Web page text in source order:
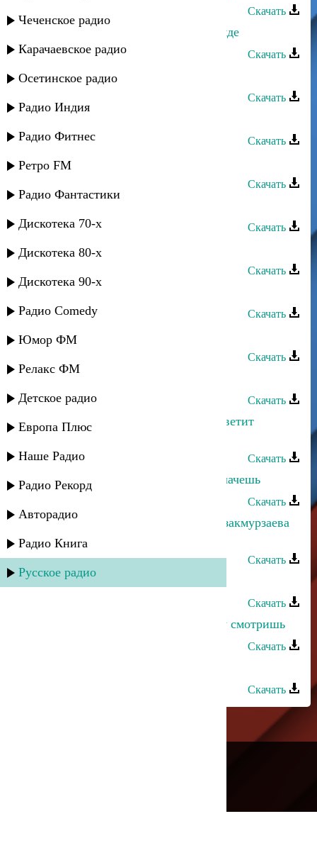
Чеченское радио
Карачаевское радио
Осетинское радио
Радио Индия
Радио Фитнес
Ретро FM
Радио Фантастики
Дискотека 70-х
Дискотека 80-х
Дискотека 90-х
Радио Comedy
Юмор ФМ
Релакс ФМ
Детское радио
Европа Плюс
Наше Радио
Радио Рекорд
Авторадио
Радио Книга
Русское радио
Скачать
Эльчин Давудов - Аллахне хар xамде
Скачать
Эльчин Давудов - Йедь
Скачать
Скачать
Эльчин Давудов - Рядом
Скачать
Эльчин Давудов - Миджагна
Скачать
Эльчин Давудов - Вака ворна
Скачать
Скачать
Эльчин Давудов - Саида
Скачать
Скачать
Руслан Тупиев - Почему на небе светит
солнце
Скачать
Эльвира Ахмедханова - Почему плачешь
Скачать
Рустам Ахмедханов и Альбина Казакмурзаева
- Почему опять люблю
Скачать
Равид Давудов - Дарман
Скачать
Магомедтамир Синдиков - Почему смотришь
Скачать
Скачать